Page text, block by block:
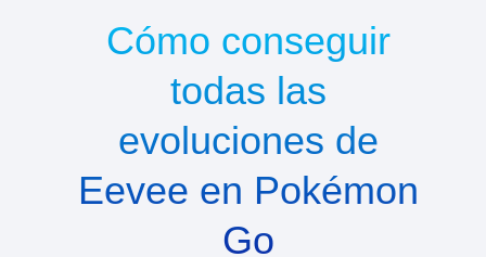
Cómo conseguir
todas las
evoluciones de
Eevee en Pokémon
Go